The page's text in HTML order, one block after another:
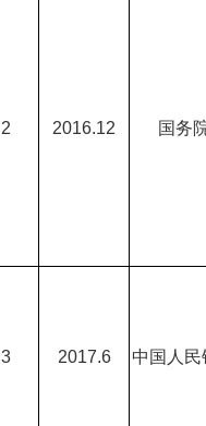
2 2016.12 国务
3 2017.6 中国人民